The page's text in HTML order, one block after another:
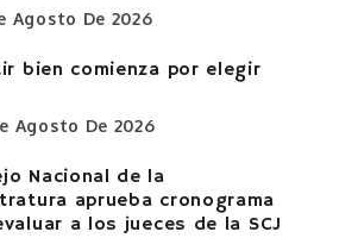
Agosto De 2026
bien comienza por elegir
Agosto De 2026
Nacional de la
aprueba cronograma
a los jueces de la SCJ